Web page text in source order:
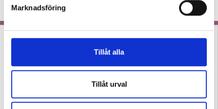
a
Marknadsföring
Tillåt alla
Tillåt urval
odramatiskt för eleverna.
Prisade lärarens metod ger
läsningen ny mening
Tre lärare om hur de
använder bildstöd